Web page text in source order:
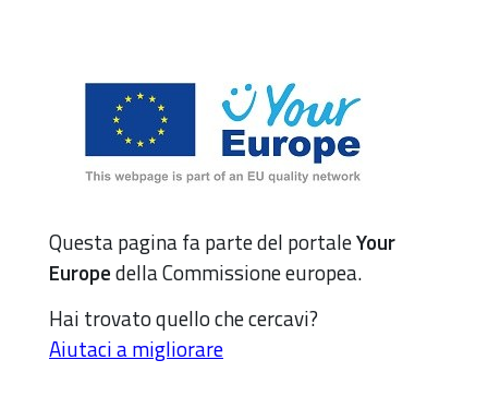
Questa pagina fa parte del portaleYour
Europedella Commissione europea.
Hai trovato quello che cercavi?
Aiutaci a migliorare